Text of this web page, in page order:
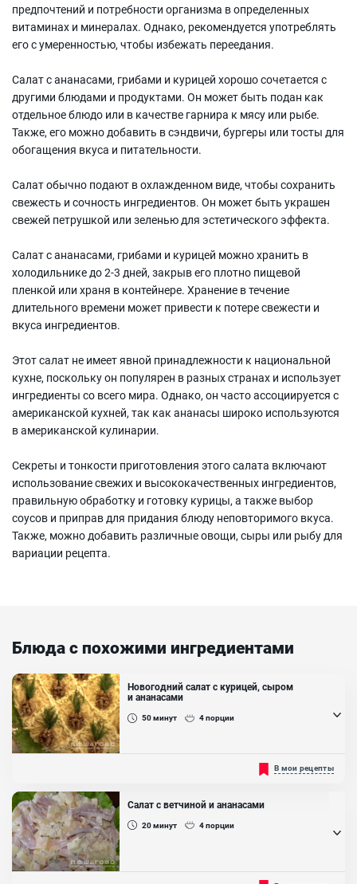
предпочтений и потребности организма в определенных
витаминах и минералах. Однако, рекомендуется употреблять
его с умеренностью, чтобы избежать переедания.
Салат с ананасами, грибами и курицей хорошо сочетается с
другими блюдами и продуктами. Он может быть подан как
отдельное блюдо или в качестве гарнира к мясу или рыбе.
Также, его можно добавить в сэндвичи, бургеры или тосты для
обогащения вкуса и питательности.
Салат обычно подают в охлажденном виде, чтобы сохранить
свежесть и сочность ингредиентов. Он может быть украшен
свежей петрушкой или зеленью для эстетического эффекта.
Салат с ананасами, грибами и курицей можно хранить в
холодильнике до 2-3 дней, закрыв его плотно пищевой
пленкой или храня в контейнере. Хранение в течение
длительного времени может привести к потере свежести и
вкуса ингредиентов.
Этот салат не имеет явной принадлежности к национальной
кухне, поскольку он популярен в разных странах и использует
ингредиенты со всего мира. Однако, он часто ассоциируется с
американской кухней, так как ананасы широко используются
в американской кулинарии.
Секреты и тонкости приготовления этого салата включают
использование свежих и высококачественных ингредиентов,
правильную обработку и готовку курицы, а также выбор
соусов и приправ для придания блюду неповторимого вкуса.
Также, можно добавить различные овощи, сыры или рыбу для
вариации рецепта.
Блюда с похожими ингредиентами
Новогодний салат с курицей, сыром
и ананасами
50минут 4порции
Ломаешь голову каким-бы необычным салат украсить
предстоящее застолье? Приготовь "ананас", который получается
яркий и за счет своих ингредиентов необычный. Ананас содержит
витамины и микроэлементы, жизненно необходимых для
организма, некоторые его даже называют «тропической
аптекой»....
В мои рецепты
Салат с ветчиной и ананасами
20минут 4порции